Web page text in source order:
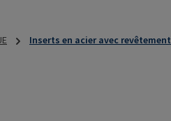
Inserts en acier avec revêtement